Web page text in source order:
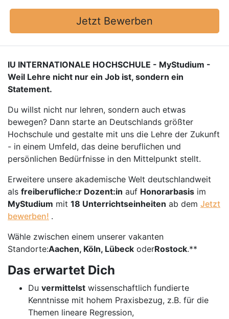
Jetzt Bewerben
IU INTERNATIONALE HOCHSCHULE - MyStudium -
Weil Lehre nicht nur ein Job ist, sondern ein
Statement.
Du willst nicht nur lehren, sondern auch etwas
bewegen? Dann starte an Deutschlands größter
Hochschule und gestalte mit uns die Lehre der Zukunft
- in einem Umfeld, das deine beruflichen und
persönlichen Bedürfnisse in den Mittelpunkt stellt.
Erweitere unsere akademische Welt deutschlandweit
als freiberufliche:r Dozent:in auf Honorarbasis im
MyStudium mit 18 Unterrichtseinheiten ab dem Jetzt
bewerben! .
Wähle zwischen einem unserer vakanten
Standorte:Aachen, Köln, Lübeck oderRostock.**
Das erwartet Dich
Du vermittelst wissenschaftlich fundierte
Kenntnisse mit hohem Praxisbezug, z.B. für die
Themen lineare Regression,